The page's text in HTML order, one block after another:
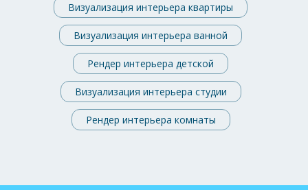
Визуализация интерьера квартиры
Визуализация интерьера ванной
Рендер интерьера детской
Визуализация интерьера студии
Рендер интерьера комнаты